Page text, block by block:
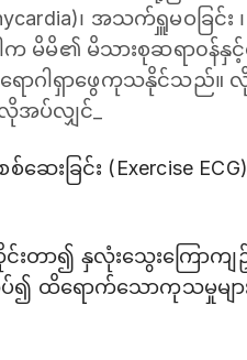
၊ အသက်ရှူမဝခြင်
က မိမိ၏ မိသားစုဆရာ၀န်နှင့်
ရောဂါရှာဖွေကုသနိုင်သည်။
အပ်လျှင်_
းခြင်း (Exercise ECG)
၍ နှလုံးသွေးကြောကျဥ်း
၍ ထိရောက်သောကုသမှုမျ